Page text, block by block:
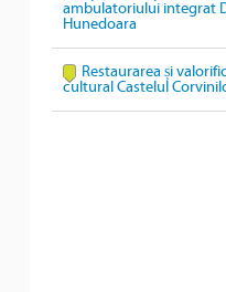
ambulatoriului integrat
Hunedoara
Restaurarea și
cultural Castelul